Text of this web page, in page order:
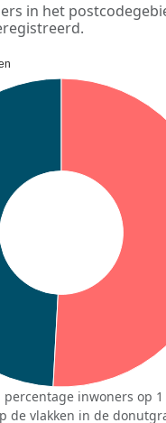
in het
percentage inwoners op
de vlakken in de